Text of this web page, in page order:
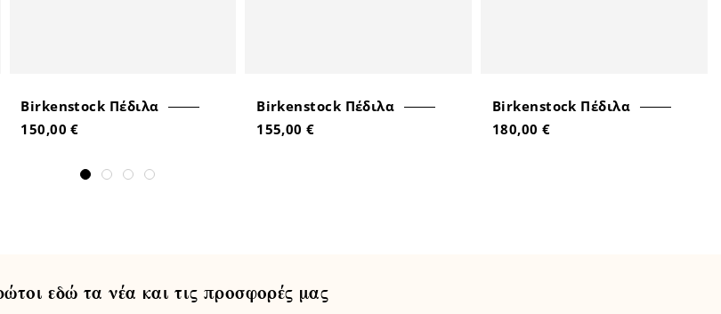
Birkenstock Πέδιλα
150,00 €
Birkenstock Πέδιλα
155,00 €
Birkenstock Πέδιλα
180,00 €
εδώ τα νέα και τις προσφορές μας